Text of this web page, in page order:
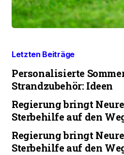
Letzten Beiträge
Personalisierte
Strandzubehör: Ideen
Regierung bringt
Sterbehilfe auf den
Regierung bringt
Sterbehilfe auf den